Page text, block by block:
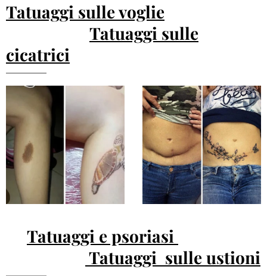
Tatuaggi sulle voglie
Tatuaggi sulle
cicatrici
Tatuaggi e psoriasi
Tatuaggi sulle ustioni